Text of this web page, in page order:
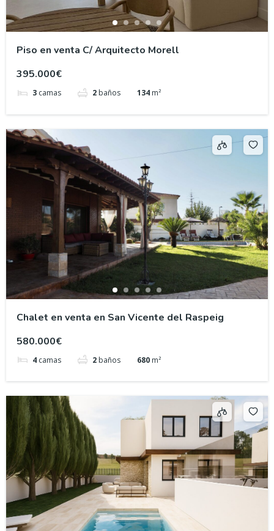
Piso en venta C/ Arquitecto Morell
395.000€
3 camas 2 baños 134 m²
Chalet en venta en San Vicente del Raspeig
580.000€
4 camas 2 baños 680 m²